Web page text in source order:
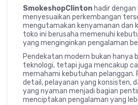
SmokeshopClinton hadir
menyesuaikan perkembangan
mengutamakan kenyamanan dan
toko ini berusaha memenuhi
yang menginginkan pengalaman
Pendekatan modern bukan hanya
teknologi, tetapi juga mencakup
memahami kebutuhan pelanggan.
detail, pelayanan yang konsisten,
yang nyaman menjadi bagian
menciptakan pengalaman yang